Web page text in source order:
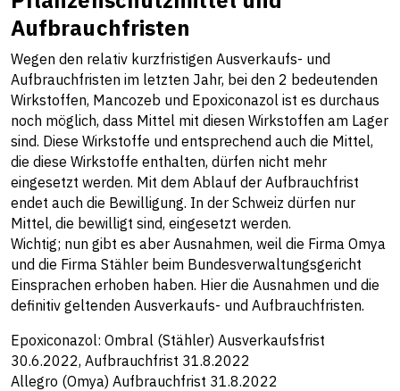
Aufbrauchfristen
Wegen den relativ kurzfristigen Ausverkaufs- und
Aufbrauchfristen im letzten Jahr, bei den 2 bedeutenden
Wirkstoffen, Mancozeb und Epoxiconazol ist es durchaus
noch möglich, dass Mittel mit diesen Wirkstoffen am Lager
sind. Diese Wirkstoffe und entsprechend auch die Mittel,
die diese Wirkstoffe enthalten, dürfen nicht mehr
eingesetzt werden. Mit dem Ablauf der Aufbrauchfrist
endet auch die Bewilligung. In der Schweiz dürfen nur
Mittel, die bewilligt sind, eingesetzt werden.
Wichtig; nun gibt es aber Ausnahmen, weil die Firma Omya
und die Firma Stähler beim Bundesverwaltungsgericht
Einsprachen erhoben haben. Hier die Ausnahmen und die
definitiv geltenden Ausverkaufs- und Aufbrauchfristen.
Epoxiconazol: Ombral (Stähler) Ausverkaufsfrist
30.6.2022, Aufbrauchfrist 31.8.2022
Allegro (Omya) Aufbrauchfrist 31.8.2022